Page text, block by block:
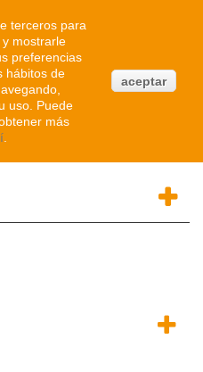
Atendemos WhatsApp
91 214 1542
terceros para
mostrarle
preferencias
hábitos de
uso. Puede
más
.
aceptar